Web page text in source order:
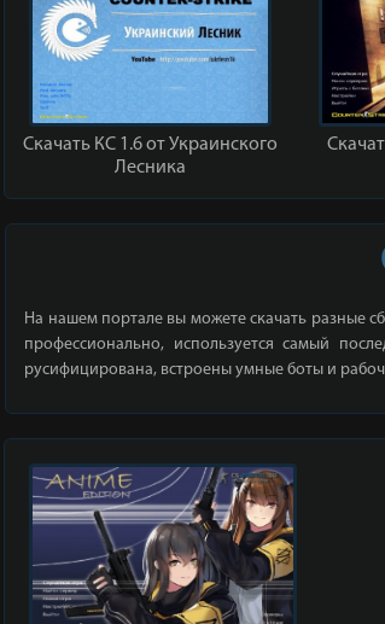
Скачать КС 1.6 от Украинского
Лесника
На нашем портале вы можете скачать разные
профессионально, используется самый
русифицирована, встроены умные боты и